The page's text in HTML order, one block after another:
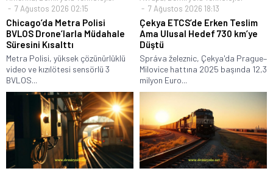
7 Ağustos 2026 02:15
Chicago’da Metra Polisi
BVLOS Drone’larla Müdahale
Süresini Kısalttı
Metra Polisi, yüksek çözünürlüklü
video ve kızılötesi sensörlü 3
BVLOS...
7 Ağustos 2026 18:13
Çekya ETCS’de Erken Teslim
Ama Ulusal Hedef 730 km’ye
Düştü
Správa železnic, Çekya'da Prague–
Milovice hattına 2025 başında 12,3
milyon Euro...